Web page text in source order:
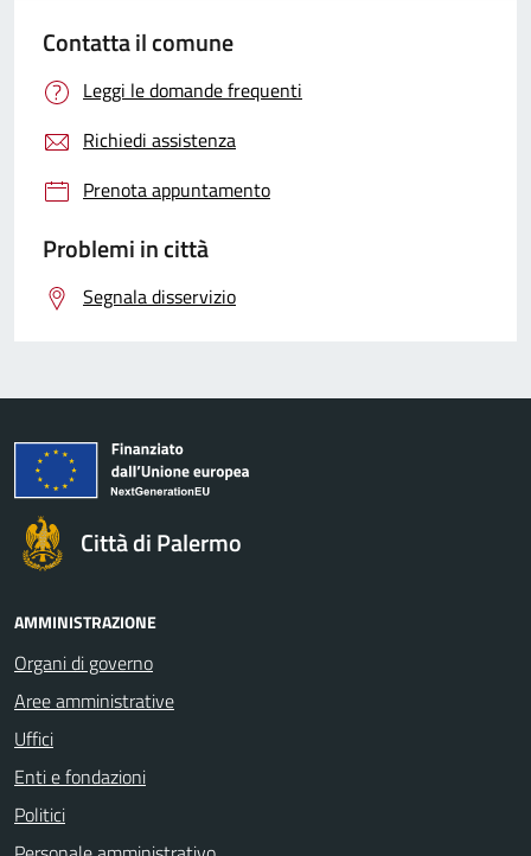
Contatta il comune
Leggi le domande frequenti
Richiedi assistenza
Prenota appuntamento
Problemi in città
Segnala disservizio
Città di Palermo
AMMINISTRAZIONE
Organi di governo
Aree amministrative
Uffici
Enti e fondazioni
Politici